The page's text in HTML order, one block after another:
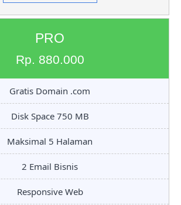
PRO
Rp. 880.000
Gratis Domain .com
Disk Space 750 MB
Maksimal 5 Halaman
2 Email Bisnis
Responsive Web